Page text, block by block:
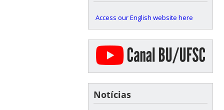
Access our English website here
Notícias